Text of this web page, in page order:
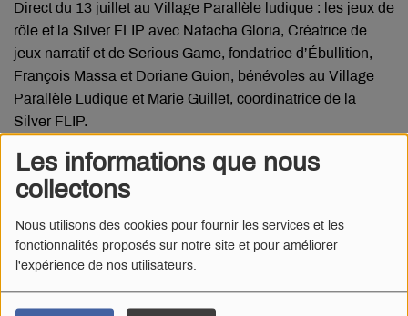
Les informations que nous
collectons
Nous utilisons des cookies pour fournir les services et les
fonctionnalités proposés sur notre site et pour améliorer
l'expérience de nos utilisateurs.
Direct du 13 juillet au Village Parallèle ludique : les jeux de
rôle et la Silver FLIP avec Natacha Gloria, Créatrice de
jeux narratif et de Serious Game, fondatrice d’Ébullition,
François Massa et Doriane Guion, bénévoles au Village
Parallèle Ludique et Marie Guillet, coordinatrice de la
Silver FLIP.